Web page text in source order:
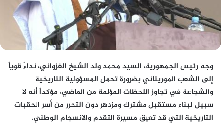
وجه رئيس الجمهورية، السيد محمد ولد الشيخ الغزواني، نداءً قوياً
إلى الشعب الموريتاني بضرورة تحمل المسؤولية التاريخية
والشجاعة في تجاوز اللحظات المؤلمة من الماضي، مؤكداً أنه لا
سبيل لبناء مستقبل مشترك ومزدهر دون التحرر من أسر الحقبات
التاريخية التي قد تعيق مسيرة التقدم والانسجام الوطني.